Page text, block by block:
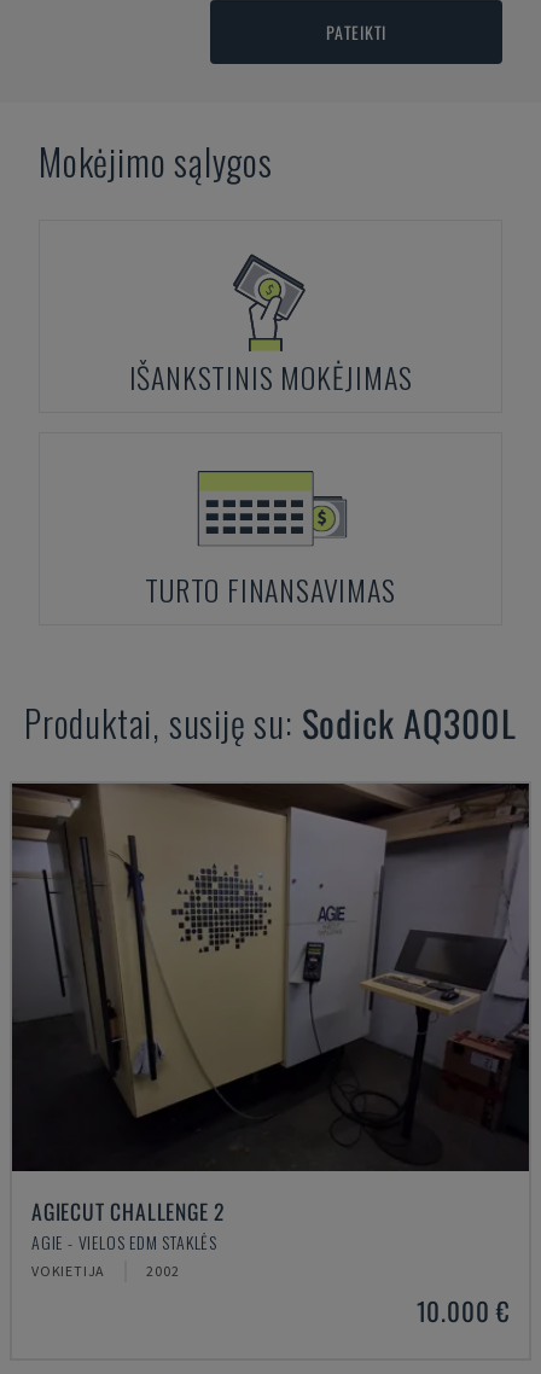
PATEIKTI
Mokėjimo sąlygos
IŠANKSTINIS MOKĖJIMAS
TURTO FINANSAVIMAS
Produktai, susiję su: SodickAQ300L
AGIECUT CHALLENGE 2
AGIE - VIELOS EDM STAKLĖS
VOKIETIJA 2002
10.000 €